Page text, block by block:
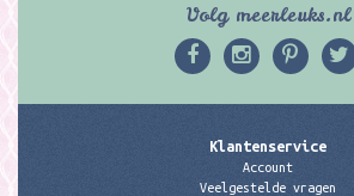
Volg meerleuks.nl
Klantenservice
Account
Veelgestelde vragen